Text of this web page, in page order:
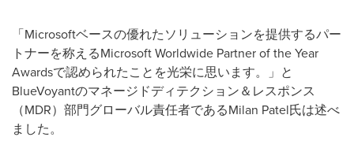
「Microsoftベースの優れたソリューションを提供するパー
トナーを称えるMicrosoft Worldwide Partner of the Year
Awardsで認められたことを光栄に思います。」と
BlueVoyantのマネージドディテクション＆レスポンス
（MDR）部門グローバル責任者であるMilan Patel氏は述べ
ました。